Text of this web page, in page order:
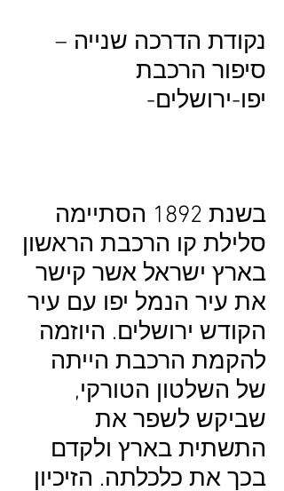
נקודת הדרכה שנייה –
סיפור הרכבת
יפו-ירושלים-
בשנת 1892 הסתיימה
סלילת קו הרכבת הראשון
בארץ ישראל אשר קישר
את עיר הנמל יפו עם עיר
הקודש ירושלים. היוזמה
להקמת הרכבת הייתה
של השלטון הטורקי,
שביקש לשפר את
התשתית בארץ ולקדם
בכך את כלכלתה. הזיכיון